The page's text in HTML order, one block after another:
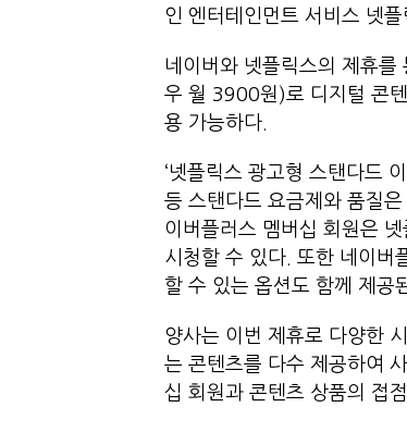
인 엔터테인먼트 서비스 넷
네이버와 넷플릭스의 제휴
우 월 3900원)로 디지털 콘텐
용 가능하다.
‘넷플릭스 광고형 스탠다드
등 스탠다드 요금제와 품질
이버플러스 멤버십 회원은
시청할 수 있다. 또한 네이버
할 수 있는 옵션도 함께 제공
양사는 이번 제휴로 다양한
는 콘텐츠를 다수 제공하여
십 회원과 콘텐츠 상품의 접